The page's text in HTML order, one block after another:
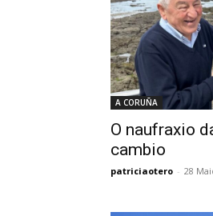
A CORUÑA
O naufraxio
cambio
patriciaotero - 28